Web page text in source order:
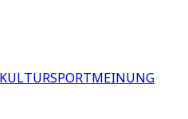
SPORTMEINUNG